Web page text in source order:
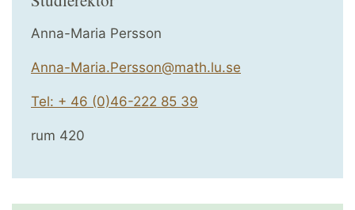
Anna-Maria Persson
Anna-Maria.Persson@math.lu.se
Tel: + 46 (0)46-222 85 39
rum 420